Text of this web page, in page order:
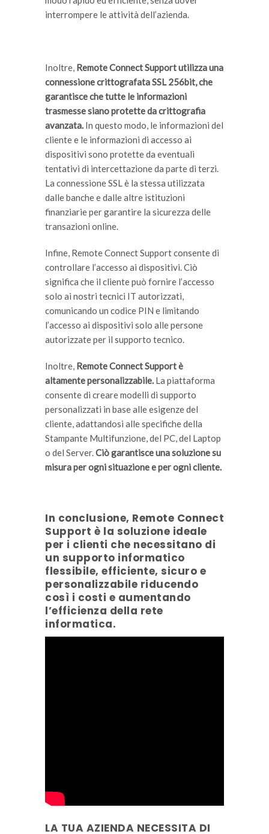
interrompere le attività dell’azienda.
Inoltre, Remote Connect Support utilizza una
connessione crittografata SSL 256bit,che
garantisce che tutte le informazioni
trasmesse siano protette da crittografia
avanzata. In questo modo, le informazioni del
cliente e le informazioni di accesso ai
dispositivi sono protette da eventuali
tentativi di intercettazione da parte di terzi.
La connessione SSL è la stessa utilizzata
dalle banche e dalle altre istituzioni
finanziarie per garantire la sicurezza delle
transazioni online.
Infine, Remote Connect Support consente di
controllare l’accesso ai dispositivi. Ciò
significa che il cliente può fornire l’accesso
solo ai nostri tecnici IT autorizzati,
comunicando un codice PIN e limitando
l’accesso ai dispositivi solo alle persone
autorizzate per il supporto tecnico.
Inoltre, Remote Connect Support è
altamente personalizzabile. La piattaforma
consente di creare modelli di supporto
personalizzati in base alle esigenze del
cliente, adattandosi alle specifiche della
Stampante Multifunzione, del PC, del Laptop
o del Server.Ciò garantisce una soluzione su
misura per ogni situazione e per ogni cliente.
In conclusione, Remote Connect
Support è la soluzione ideale
per i clienti che necessitano di
un supporto informatico
flessibile, efficiente, sicuro e
personalizzabile riducendo
così i costi e aumentando
l’efficienza della rete
informatica.
LA TUA AZIENDA NECESSITA DI